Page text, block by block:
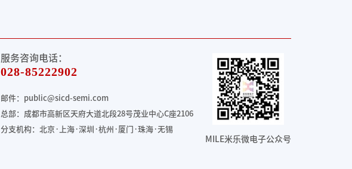
服务咨询电话：
028-85222902
邮件：public@sicd-semi.com
总部：成都市高新区天府大道北段28号茂业中心C座2106
分支机构：北京·上海·深圳·杭州·厦门·珠海·无锡
MILE米乐微电子公众号